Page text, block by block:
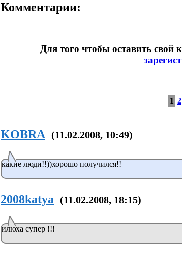
Комментарии:
Для того чтобы оставить
1 2
KOBRA (11.02.2008, 10:49)
какие люди!!))хорошо получился!!
2008katya (11.02.2008, 18:15)
илюха супер !!!